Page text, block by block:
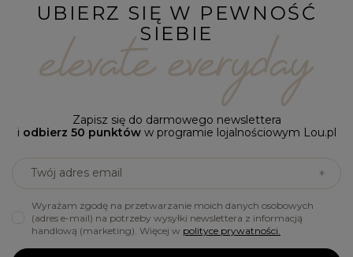
UBIERZ SIĘ W PEWNOŚĆ
SIEBIE
Zapisz się do darmowego newslettera
i odbierz 50 punktóww programie lojalnościowym Lou.pl
Twój adres email
Wyrażam zgodę na przetwarzanie moich danych osobowych
(adres e-mail) na potrzeby wysyłki newslettera z informacją
handlową (marketing). Więcej w polityce prywatności.